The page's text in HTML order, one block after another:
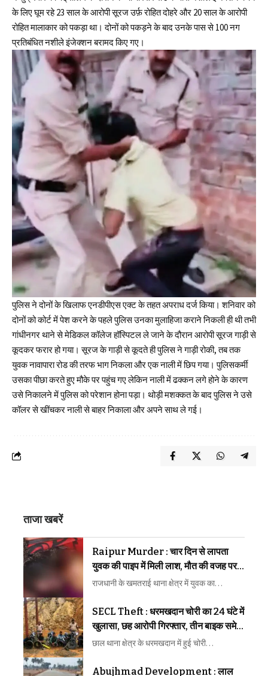
के लिए घूम रहे 23 साल के आरोपी सूरज उर्फ़ रोहित दोहरे और 20 साल के आरोपी
रोहित मालाकार को पकड़ा था। दोनों को पकड़ने के बाद उनके पास से 100 नग
प्रतिबंधित नशीले इंजेक्शन बरामद किए गए।
पुलिस ने दोनों के खिलाफ एनडीपीएस एक्ट के तहत अपराध दर्ज किया। शनिवार को
दोनों को कोर्ट में पेश करने के पहले पुलिस उनका मुलाहिजा कराने निकली ही थी तभी
गांधीनगर थाने से मेडिकल कॉलेज हॉस्पिटल ले जाने के दौरान आरोपी सूरज गाड़ी से
कूदकर फरार हो गया। सूरज के गाड़ी से कूदते ही पुलिस ने गाड़ी रोकी, तब तक
युवक नावापारा रोड की तरफ भाग निकला और एक नाली में छिप गया। पुलिसकर्मी
उसका पीछा करते हुए मौके पर पहुंच गए लेकिन नाली में ढक्कन लगे होने के कारण
उसे निकालने में पुलिस को परेशान होना पड़ा। थोड़ी मशक्कत के बाद पुलिस ने उसे
कॉलर से खींचकर नाली से बाहर निकाला और अपने साथ ले गई।
ताजा खबरें
Raipur Murder : चार दिन से लापता
युवक की पाइप में मिली लाश, मौत की वजह पर
पुलिस की जांच तेज
राजधानी के खमतराई थाना क्षेत्र में युवक का…
SECL Theft : धरमखदान चोरी का 24 घंटे में
खुलासा, छह आरोपी गिरफ्तार, तीन बाइक समेत
3 लाख का माल बरामद
छाल थाना क्षेत्र के धरमखदान में हुई चोरी…
Abujhmad Development : लाल